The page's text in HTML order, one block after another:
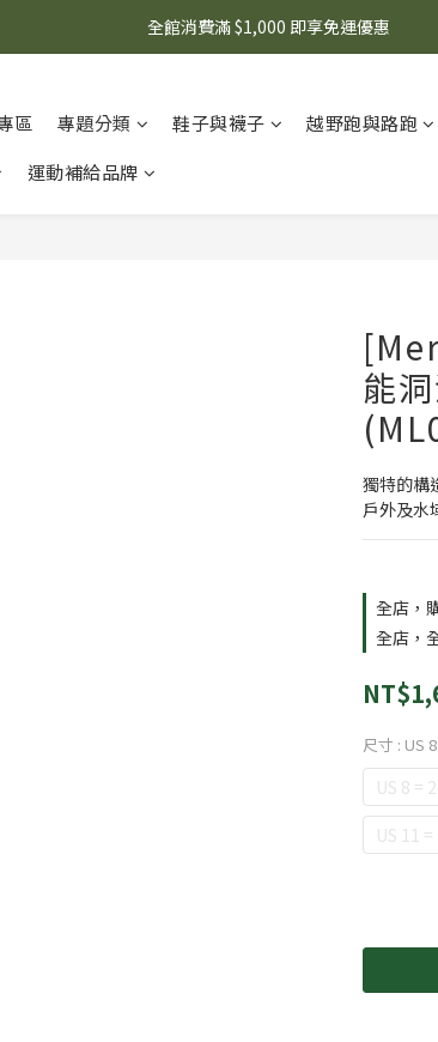
🌟 想知道現在有什麼優惠嗎？ 點擊查看最新優惠
全館消費滿 $1,000 即享免運優惠
區 專題分類 鞋子與襪子 越野跑與路跑
運動補給品牌
能
獨特的構
戶外及水
全店，
全店，
尺寸 : US
US 8 =
US 11